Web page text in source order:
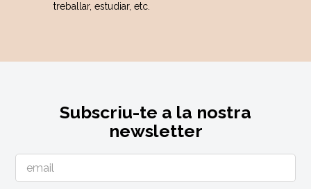
treballar, estudiar, etc.
Subscriu-te a la nostra
newsletter